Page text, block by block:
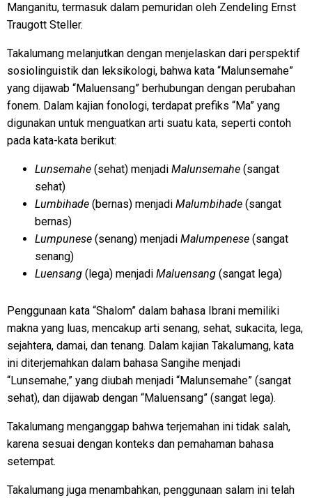
Manganitu, termasuk dalam pemuridan oleh Zendeling Ernst
Traugott Steller.
Takalumang melanjutkan dengan menjelaskan dari perspektif
sosiolinguistik dan leksikologi, bahwa kata “Malunsemahe”
yang dijawab “Maluensang” berhubungan dengan perubahan
fonem. Dalam kajian fonologi, terdapat prefiks “Ma” yang
digunakan untuk menguatkan arti suatu kata, seperti contoh
pada kata-kata berikut:
Lunsemahe (sehat) menjadi Malunsemahe (sangat
sehat)
Lumbihade (bernas) menjadi Malumbihade (sangat
bernas)
Lumpunese (senang) menjadi Malumpenese (sangat
senang)
Luensang (lega) menjadi Maluensang (sangat lega)
Penggunaan kata “Shalom” dalam bahasa Ibrani memiliki
makna yang luas, mencakup arti senang, sehat, sukacita, lega,
sejahtera, damai, dan tenang. Dalam kajian Takalumang, kata
ini diterjemahkan dalam bahasa Sangihe menjadi
“Lunsemahe,” yang diubah menjadi “Malunsemahe” (sangat
sehat), dan dijawab dengan “Maluensang” (sangat lega).
Takalumang menganggap bahwa terjemahan ini tidak salah,
karena sesuai dengan konteks dan pemahaman bahasa
setempat.
Takalumang juga menambahkan, penggunaan salam ini telah